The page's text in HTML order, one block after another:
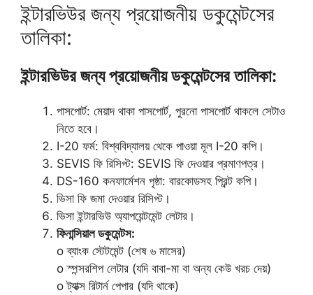
ইন্টারভিউর জন্য প্রয়োজনীয় ডকুমেন্টসের
তালিকা:
ইন্টারভিউর জন্য প্রয়োজনীয় ডকুমেন্টসের তালিকা:
পাসপোর্ট: মেয়াদ থাকা পাসপোর্ট, পুরনো পাসপোর্ট থাকলে সেটাও
নিতে হবে।
I-20 ফর্ম: বিশ্ববিদ্যালয় থেকে পাওয়া মূল I-20 কপি।
SEVIS ফি রিসিপ্ট: SEVIS ফি দেওয়ার প্রমাণপত্র।
DS-160 কনফার্মেশন পৃষ্ঠা: বারকোডসহ প্রিন্ট কপি।
ভিসা ফি জমা দেওয়ার রিসিপ্ট।
ভিসা ইন্টারভিউ অ্যাপয়েন্টমেন্ট লেটার।
ফিনান্সিয়াল ডকুমেন্টস:
o ব্যাংক স্টেটমেন্ট (শেষ ৬ মাসের)
o স্পন্সরশিপ লেটার (যদি বাবা-মা বা অন্য কেউ খরচ দেয়)
o ট্যাক্স রিটার্ন পেপার (যদি থাকে)